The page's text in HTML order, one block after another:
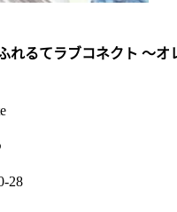
れるてラブコネクト ～オ
28